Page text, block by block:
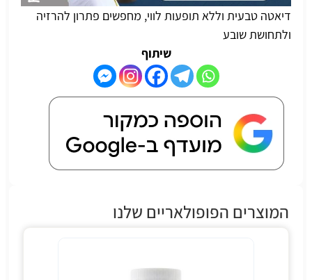
דיאטה טבעית וללא תופעות לווי, מחפשים פתרון להרזיה
ולתחושת שובע
שיתוף
המוצרים הפופולאריים שלנו